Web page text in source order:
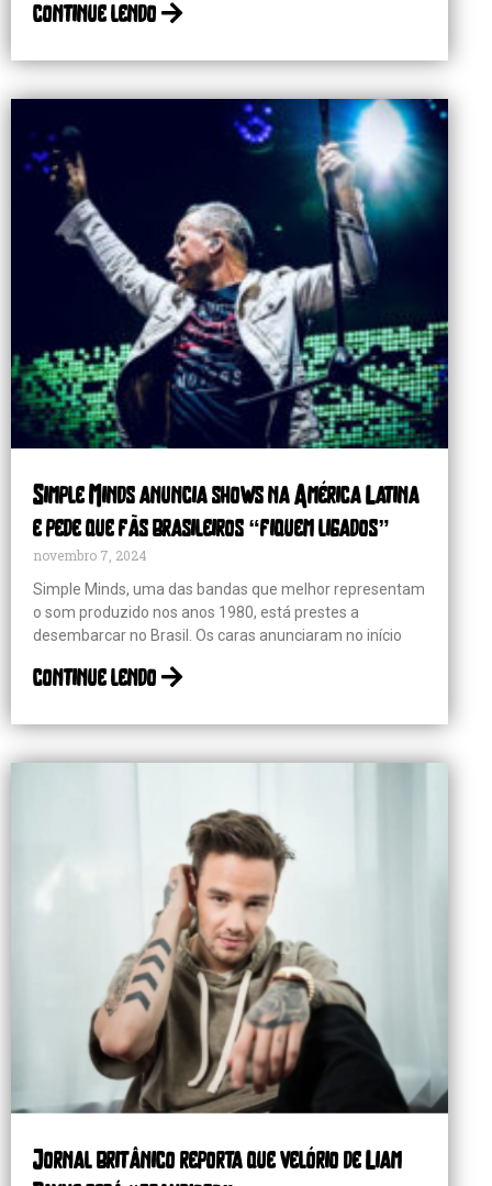
continue lendo
Simple Minds anuncia shows na América Latina
e pede que fãs brasileiros “fiquem ligados”
novembro 7, 2024
Simple Minds, uma das bandas que melhor representam
o som produzido nos anos 1980, está prestes a
desembarcar no Brasil. Os caras anunciaram no início
continue lendo
Jornal britânico reporta que velório de Liam